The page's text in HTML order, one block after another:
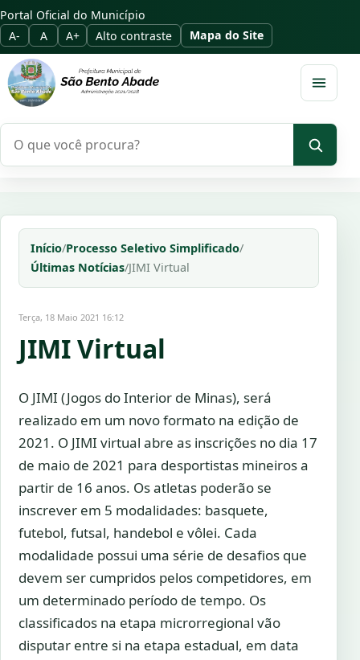
Portal Oficial do Município
A-
A A+ Alto contraste Mapa do Site
Abrir
Início/Processo Seletivo Simplificado/
Últimas Notícias/JIMI Virtual
Terça, 18 Maio 2021 16:12
JIMI Virtual
O JIMI (Jogos do Interior de Minas), será
realizado em um novo formato na edição de
2021. O JIMI virtual abre as inscrições no dia 17
de maio de 2021 para desportistas mineiros a
partir de 16 anos. Os atletas poderão se
inscrever em 5 modalidades: basquete,
futebol, futsal, handebol e vôlei. Cada
modalidade possui uma série de desafios que
devem ser cumpridos pelos competidores, em
um determinado período de tempo. Os
classificados na etapa microrregional vão
disputar entre si na etapa estadual, em data